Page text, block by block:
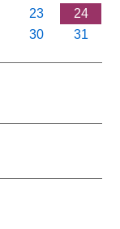
23
24
30 31